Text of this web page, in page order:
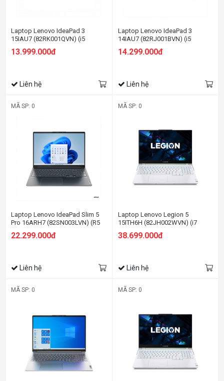
Laptop Lenovo IdeaPad 3
15IAU7 (82RK001QVN) (i5
SSD/15.6 FHD/Win11/Xanh)
13.999.000đ
Liên hệ
Laptop Lenovo IdeaPad 3
14IAU7 (82RJ001BVN) (i5
FHD/Win11/Xanh)
14.299.000đ
Liên hệ
MÃ SP: 0
Laptop Lenovo IdeaPad Slim 5
Pro 16ARH7 (82SN003LVN) (R5
6600HS/16GB RAM/512GB
SSD/16 WQXGA
22.299.000đ
Liên hệ
MÃ SP: 0
Laptop Lenovo Legion 5
15ITH6H (82JH002WVN) (i7
11800H/16GB RAM/512GB
SSD/15.6 FHD 165hz/RTX 3060
38.699.000đ
Liên hệ
MÃ SP: 0 MÃ SP: 0